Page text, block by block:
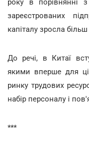
року в порівнянні
зареєстрованих
капіталу зросла
До речі, в Китаї
якими вперше для
ринку трудових
набір персоналу і
***